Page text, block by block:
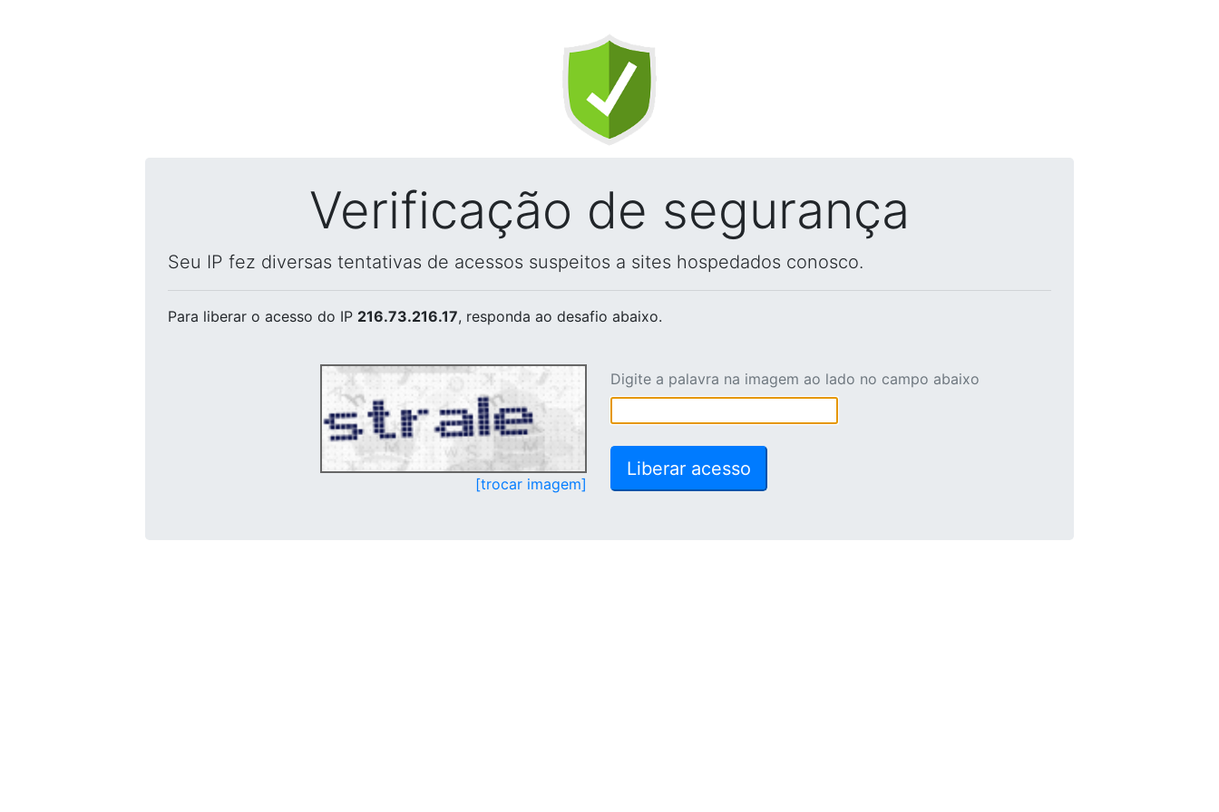
Verificação de segurança
Seu IP fez diversas tentativas de acessos suspeitos a sites hospedados conosco.
Para liberar o acesso do IP 216.73.216.17, responda ao desafio abaixo.
[trocar imagem]
Digite a palavra na imagem ao lado no campo abaixo